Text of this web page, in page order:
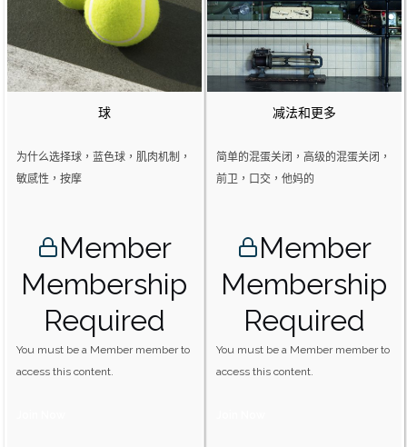
球
为什么选择球，蓝色球，肌肉机制，
敏感性，按摩
Member
Membership
Required
You must be a Member member to
access this content.
减法和更多
简单的混蛋关闭，高级的混蛋关闭，
前卫，口交，他妈的
Member
Membership
Required
You must be a Member member to
access this content.